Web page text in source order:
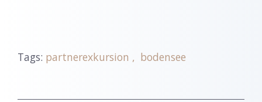
Tags: partnerexkursion bodensee